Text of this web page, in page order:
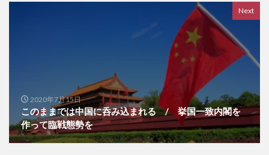
Next
2020年7月15日
このままでは中国に呑み込まれる / 挙国一致内閣を
作って臨戦態勢を